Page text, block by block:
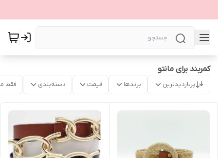
کمربند برای مانتو
پربازدیدترین برندها قیمت دسته‌بندی فقط